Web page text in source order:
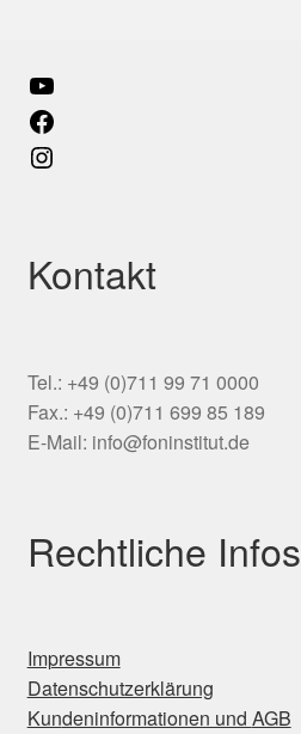
Kontakt
Tel.: +49 (0)711 99 71 0000
Fax.: +49 (0)711 699 85 189
E-Mail: info@foninstitut.de
Rechtliche Infos
Impressum
Datenschutzerklärung
Kundeninformationen und AGB